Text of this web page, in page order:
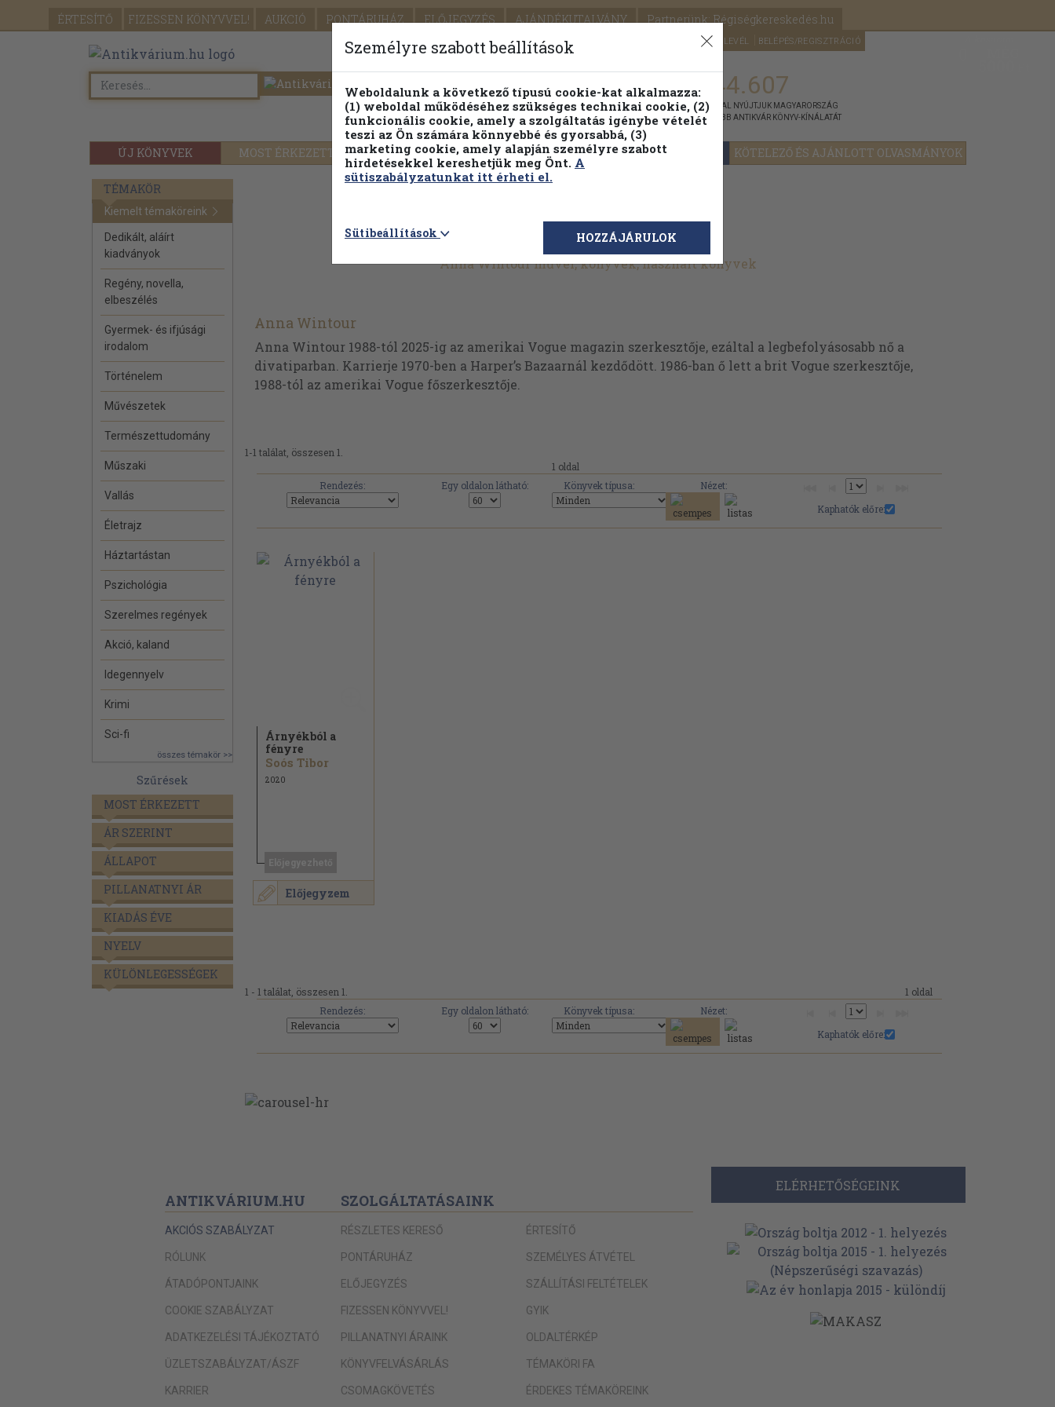
ÉRTESÍTŐ FIZESSEN KÖNYVVEL! AUKCIÓ PONTÁRUHÁZ ELŐJEGYZÉS AJÁNDÉKUTALVÁNY Partnerünk: Régiségkereskedés.hu
SEGÍTSÉG HÍRLEVÉL BELÉPÉS/REGISZTRÁCIÓ
ÚJ KÖNYVEK MOST ÉRKEZETT PILLANATNYI ÁRAINK FENNTARTHATÓ OLVASMÁNYOK KÖTELEZŐ ÉS AJÁNLOTT OLVASMÁNYOK
Részletes kereső Témaköri fa 1.144.607
KIADVÁNNYAL NYÚJTJUK MAGYARORSZÁG
LEGNAGYOBB ANTIKVÁR KÖNYV-KÍNÁLATÁT
TÉMAKÖR
Kiemelt témaköreink
Dedikált, aláírt
kiadványok
Regény, novella,
elbeszélés
Gyermek- és ifjúsági
irodalom
Történelem
Művészetek
Természettudomány
Műszaki
Vallás
Életrajz
Háztartástan
Pszichológia
Szerelmes regények
Akció, kaland
Idegennyelv
Krimi
Sci-fi
összes témakör >>
Szűrések
MOST ÉRKEZETT
ÁR SZERINT
ÁLLAPOT
PILLANATNYI ÁR
KIADÁS ÉVE
NYELV
KÜLÖNLEGESSÉGEK
Anna Wintour művei, könyvek, használt könyvek
Anna Wintour
Anna Wintour 1988-tól 2025-ig az amerikai Vogue magazin szerkesztője, ezáltal a legbefolyásosabb nő a
divatiparban. Karrierje 1970-ben a Harper’s Bazaarnál kezdődött. 1986-ban ő lett a brit Vogue szerkesztője,
1988-tól az amerikai Vogue főszerkesztője.
1-1 találat, összesen 1.
1 oldal
Rendezés:
Egy oldalon látható: Könyvek típusa:
Nézet:
Kaphatók előre:
Előjegyzem
Árnyékból a
fényre
Soós Tibor
2020
1 - 1 találat, összesen 1.
1 oldal
Rendezés:
Egy oldalon látható: Könyvek típusa:
Nézet:
Kaphatók előre:
ANTIKVÁRIUM.HU
AKCIÓS SZABÁLYZAT
RÓLUNK
ÁTADÓPONTJAINK
COOKIE SZABÁLYZAT
ADATKEZELÉSI TÁJÉKOZTATÓ
ÜZLETSZABÁLYZAT/ÁSZF
KARRIER
SZOLGÁLTATÁSAINK
RÉSZLETES KERESŐ
PONTÁRUHÁZ
ELŐJEGYZÉS
FIZESSEN KÖNYVVEL!
PILLANATNYI ÁRAINK
KÖNYVFELVÁSÁRLÁS
CSOMAGKÖVETÉS
ÉRTESÍTŐ
SZEMÉLYES ÁTVÉTEL
SZÁLLÍTÁSI FELTÉTELEK
GYIK
OLDALTÉRKÉP
TÉMAKÖRI FA
ÉRDEKES TÉMAKÖREINK
ELÉRHETŐSÉGEINK
Személyre szabott beállítások
Weboldalunk a következő típusú cookie-kat alkalmazza:
(1) weboldal működéséhez szükséges technikai cookie, (2)
funkcionális cookie, amely a szolgáltatás igénybe vételét
teszi az Ön számára könnyebbé és gyorsabbá, (3)
marketing cookie, amely alapján személyre szabott
hirdetésekkel kereshetjük meg Önt. A
sütiszabályzatunkat itt érheti el.
Sütibeállítások HOZZÁJÁRULOK